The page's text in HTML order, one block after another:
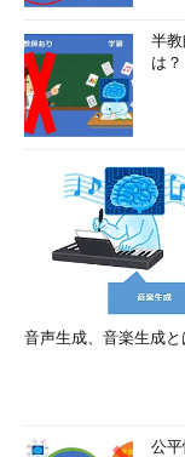
半
は？
音声生成、音楽生成と
公